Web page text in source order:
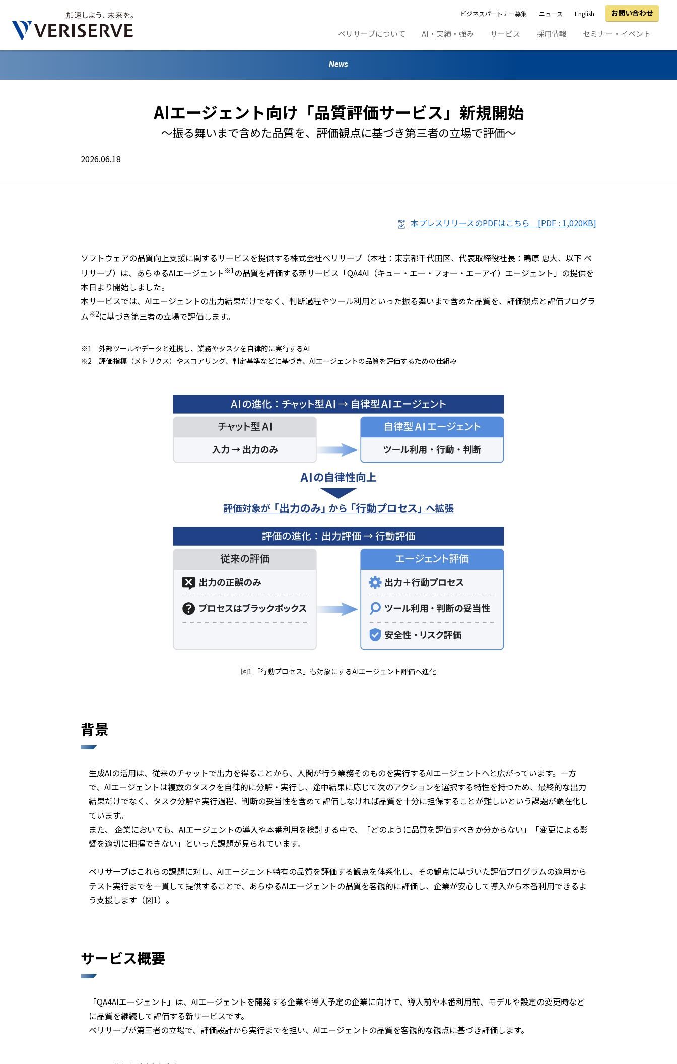
お問い合わせ
ベリサーブについて AI・実績・強み サービス 採用情報 セミナー・イベント
ビジネスパートナー募集 ニュース English
News
AIエージェント向け「品質評価サービス」新規開始
～振る舞いまで含めた品質を、評価観点に基づき第三者の立場で評価～
2026.06.18
本プレスリリースのPDFはこちら [PDF : 1,020KB]
ソフトウェアの品質向上支援に関するサービスを提供する株式会社ベリサーブ（本社：東京都千代田区、代表取締役社長：鴫原 忠大、以下 ベ
リサーブ）は、あらゆるAIエージェント ※1の品質を評価する新サービス「QA4AI（キュー・エー・フォー・エーアイ）エージェント」の提供を
本日より開始しました。
本サービスでは、AIエージェントの出力結果だけでなく、判断過程やツール利用といった振る舞いまで含めた品質を、評価観点と評価プログラ
ム※2に基づき第三者の立場で評価します。
※1 外部ツールやデータと連携し、業務やタスクを自律的に実行するAI
※2 評価指標（メトリクス）やスコアリング、判定基準などに基づき、AIエージェントの品質を評価するための仕組み
図1 「行動プロセス」も対象にするAIエージェント評価へ進化
背景
生成AIの活用は、従来のチャットで出力を得ることから、人間が行う業務そのものを実行するAIエージェントへと広がっています。一方
で、AIエージェントは複数のタスクを自律的に分解・実行し、途中結果に応じて次のアクションを選択する特性を持つため、最終的な出力
結果だけでなく、タスク分解や実行過程、判断の妥当性を含めて評価しなければ品質を十分に担保することが難しいという課題が顕在化し
ています。
また、 企業においても、AIエージェントの導入や本番利用を検討する中で、「どのように品質を評価すべきか分からない」「変更による影
響を適切に把握できない」といった課題が見られています。
ベリサーブはこれらの課題に対し、AIエージェント特有の品質を評価する観点を体系化し、その観点に基づいた評価プログラムの適用から
テスト実行までを一貫して提供することで、あらゆるAIエージェントの品質を客観的に評価し、企業が安心して導入から本番利用できるよ
う支援します（図1）。
サービス概要
「QA4AIエージェント」は、AIエージェントを開発する企業や導入予定の企業に向けて、導入前や本番利用前、モデルや設定の変更時など
に品質を継続して評価する新サービスです。
ベリサーブが第三者の立場で、評価設計から実行までを担い、AIエージェントの品質を客観的な観点に基づき評価します。